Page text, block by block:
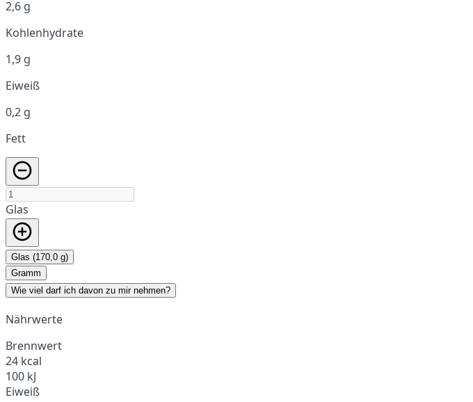
2,6 g
Kohlenhydrate
1,9 g
Eiweiß
0,2 g
Fett
Glas
Glas (170,0 g)
Gramm
Wie viel darf ich davon zu mir nehmen?
Nährwerte
Brennwert
24 kcal
100 kJ
Eiweiß